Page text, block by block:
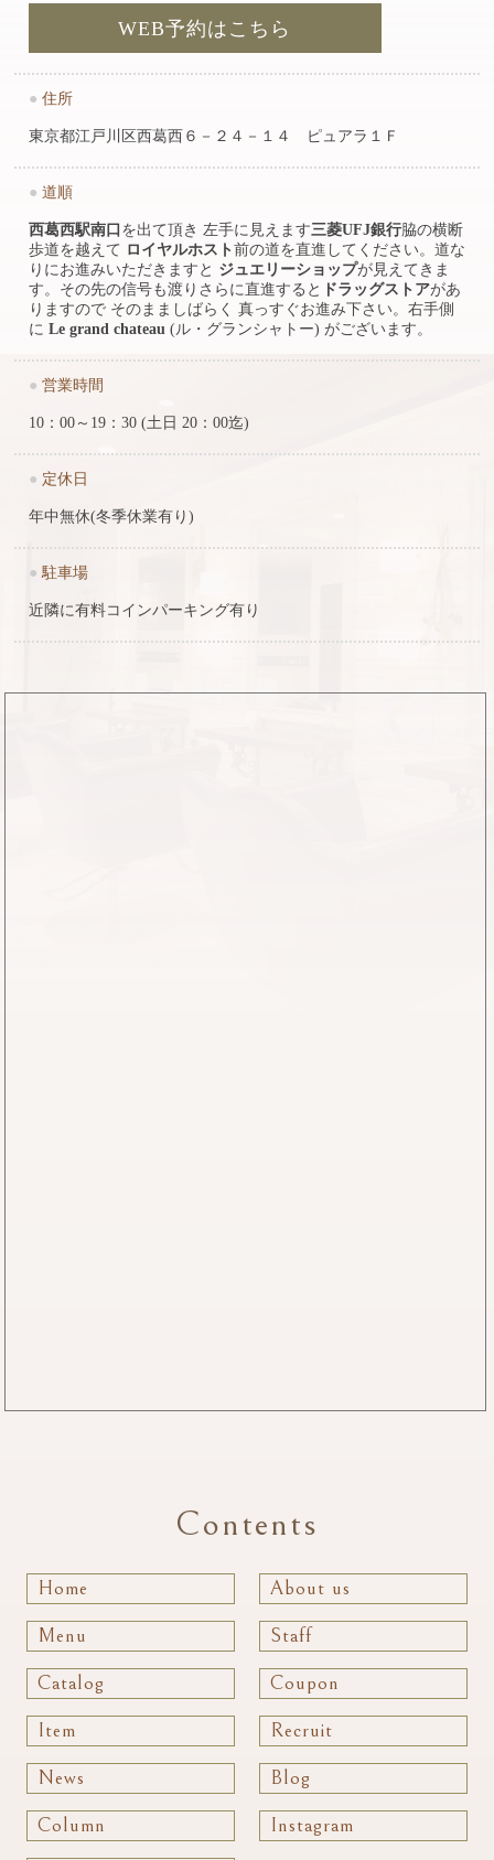
WEB予約はこちら
● 住所
東京都江戸川区西葛西６－２４－１４ ピュアラ１Ｆ
● 道順
西葛西駅南口 を出て頂き 左手に見えます三菱UFJ銀行脇の横断
歩道を越えて ロイヤルホスト 前の道を直進してください。道な
りにお進みいただきますと ジュエリーショップが見えてきま
す。その先の信号も渡りさらに直進すると ドラッグストアがあ
りますので そのまましばらく 真っすぐお進み下さい。右手側
に Le grand chateau (ル・グランシャトー) がございます。
● 営業時間
10：00～19：30 (土日 20：00迄)
● 定休日
年中無休(冬季休業有り)
● 駐車場
近隣に有料コインパーキング有り
Contents
Home About us
Menu Staff
Catalog Coupon
Item Recruit
News Blog
Column Instagram